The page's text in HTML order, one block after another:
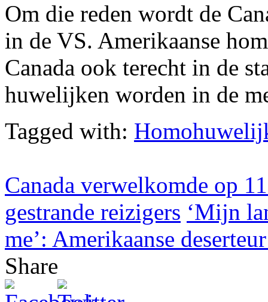
Om die reden wordt de
in de VS. Amerikaanse
Canada ook terecht in de
huwelijken worden in de
Tagged with:
Canada verwelkomde op
gestrande reizigers ‘Mijn
me’: Amerikaanse
Share